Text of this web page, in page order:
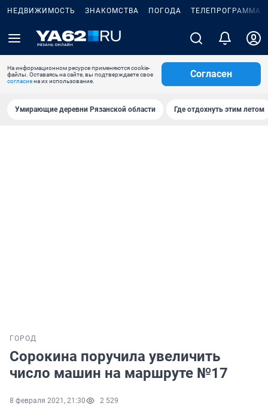
НЕДВИЖИМОСТЬ ЗНАКОМСТВА ПОГОДА ТЕЛЕПРОГРАММА
На информационном ресурсе применяются cookie-
файлы. Оставаясь на сайте, вы подтверждаете свое
согласиена их использование.
Согласен
Умирающие деревни Рязанской области Где отдохнуть этим летом
ГОРОД
Сорокина поручила увеличить
число машин на маршруте №17
8 февраля 2021, 21:30 2 529